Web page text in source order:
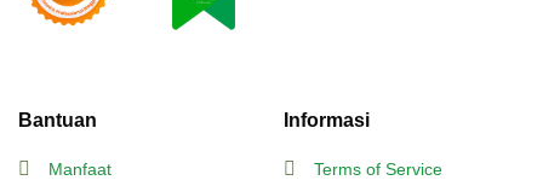
Bantuan
Manfaat
Informasi
Terms of Service